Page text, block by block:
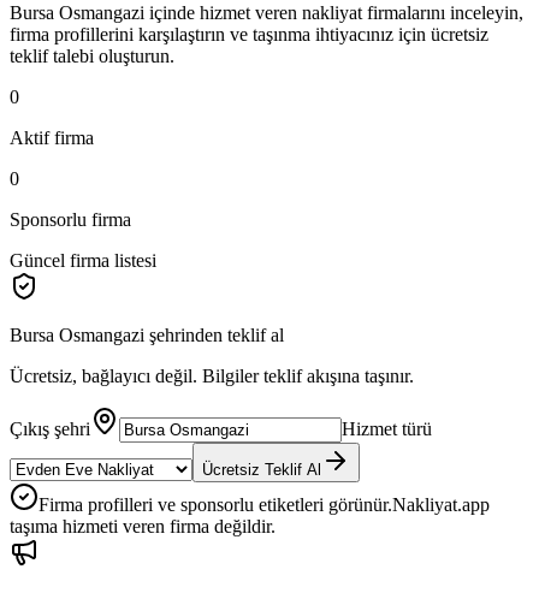
Bursa Osmangazi içinde hizmet veren nakliyat firmalarını inceleyin,
firma profillerini karşılaştırın ve taşınma ihtiyacınız için ücretsiz
teklif talebi oluşturun.
0
Aktif firma
0
Sponsorlu firma
Güncel firma listesi
Bursa Osmangazi şehrinden teklif al
Ücretsiz, bağlayıcı değil. Bilgiler teklif akışına taşınır.
Çıkış şehri Hizmet türü
Ücretsiz Teklif Al
Firma profilleri ve sponsorlu etiketleri görünür.Nakliyat.app
taşıma hizmeti veren firma değildir.